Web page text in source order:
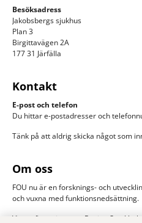
Besöksadress
Jakobsbergs sjukhus
Plan 3
Birgittavägen 2A
177 31 Järfälla
Kontakt
E-post och telefon
Du hittar e-postadresser och
Tänk på att aldrig skicka något som
Om oss
FOU nu är en forsknings- och
och vuxna med funktionsnedsättning.
Vi samfinansieras av Region